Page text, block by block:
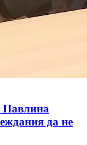
Павлина
да не